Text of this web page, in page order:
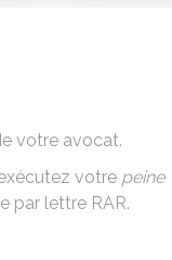
votre avocat.
votre peine
par lettre RAR.